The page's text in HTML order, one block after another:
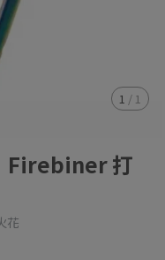
1 / 1
Firebiner 打
花